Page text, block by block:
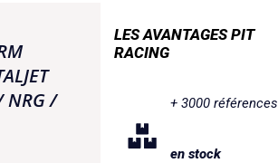
NRG /
LES AVANTAGES PIT
RACING
+ 3000 références
en stock